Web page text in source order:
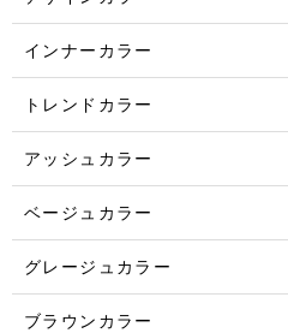
インナーカラー
トレンドカラー
アッシュカラー
ベージュカラー
グレージュカラー
ブラウンカラー